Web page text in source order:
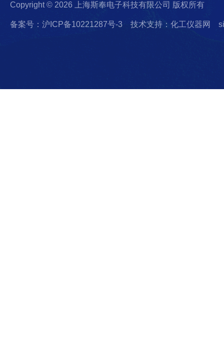
Copyright © 2026 上海斯奉电子科技有限公司 版权所有
备案号：沪ICP备10221287号-3 技术支持：化工仪器网